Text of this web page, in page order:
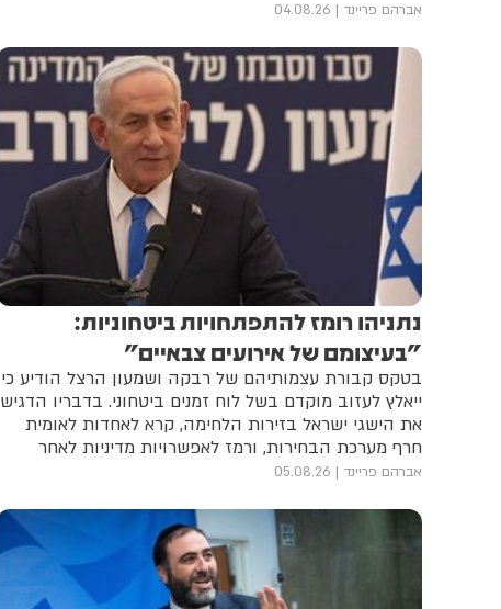
אברהם פריינד 04.08.26
נתניהו רומז להתפתחויות ביטחוניות:
"בעיצומם של אירועים צבאיים"
בטקס קבורת עצמותיהם של רבקה ושמעון הרצל הודיע כי
ייאלץ לעזוב מוקדם בשל לוח זמנים ביטחוני. בדבריו הדגיש
את הישגי ישראל בזירות הלחימה, קרא לאחדות לאומית
חרף מערכת הבחירות, ורמז לאפשרויות מדיניות לאחר
הבחירות
אברהם פריינד 05.08.26